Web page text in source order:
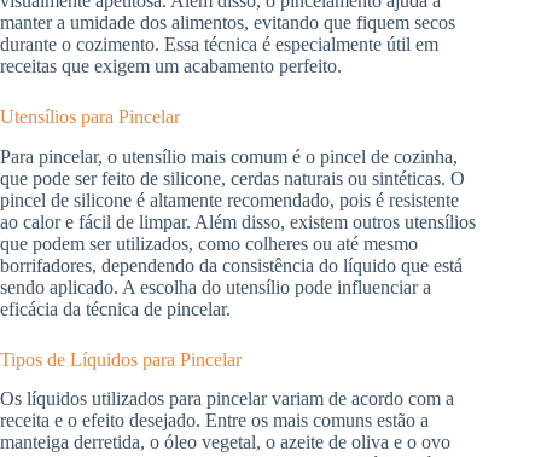
manter a umidade dos alimentos, evitando que fiquem secos
durante o cozimento. Essa técnica é especialmente útil em
receitas que exigem um acabamento perfeito.
Utensílios para Pincelar
Para pincelar, o utensílio mais comum é o pincel de cozinha,
que pode ser feito de silicone, cerdas naturais ou sintéticas. O
pincel de silicone é altamente recomendado, pois é resistente
ao calor e fácil de limpar. Além disso, existem outros utensílios
que podem ser utilizados, como colheres ou até mesmo
borrifadores, dependendo da consistência do líquido que está
sendo aplicado. A escolha do utensílio pode influenciar a
eficácia da técnica de pincelar.
Tipos de Líquidos para Pincelar
Os líquidos utilizados para pincelar variam de acordo com a
receita e o efeito desejado. Entre os mais comuns estão a
manteiga derretida, o óleo vegetal, o azeite de oliva e o ovo